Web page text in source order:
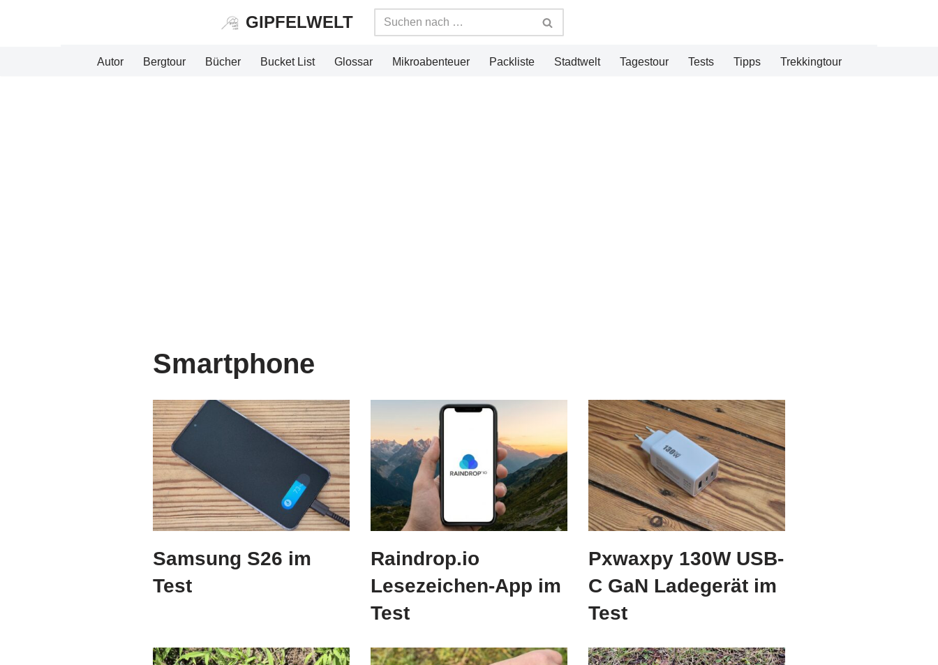
GIPFELWELT
Autor Bergtour Bücher Bucket List Glossar Mikroabenteuer Packliste Stadtwelt Tagestour Tests Tipps Trekkingtour
Smartphone
Samsung S26 im
Test
Raindrop.io
Lesezeichen-App im
Test
Pxwaxpy 130W USB-
C GaN Ladegerät im
Test